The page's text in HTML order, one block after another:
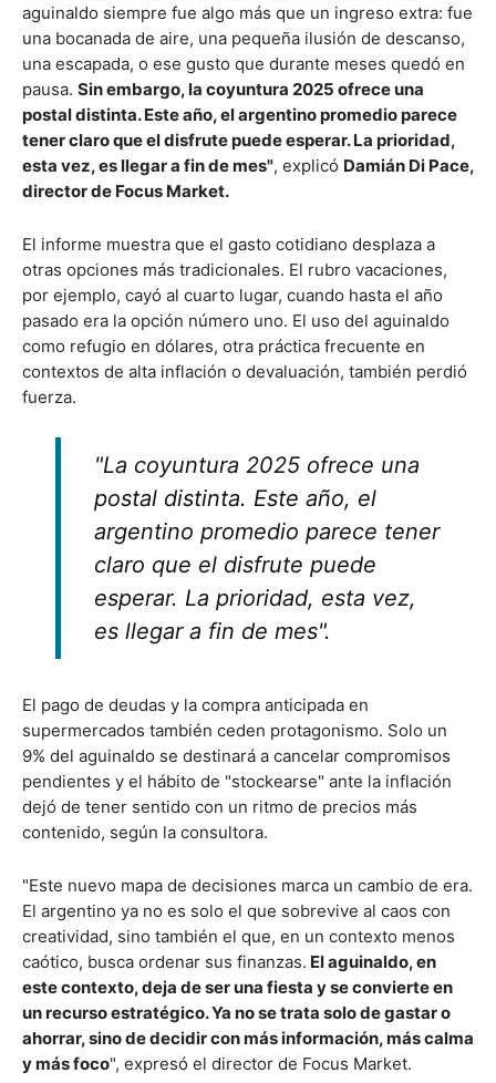
aguinaldo siempre fue algo más que un ingreso extra: fue
una bocanada de aire, una pequeña ilusión de descanso,
una escapada, o ese gusto que durante meses quedó en
pausa. Sin embargo, la coyuntura 2025 ofrece una
postal distinta. Este año, el argentino promedio parece
tener claro que el disfrute puede esperar. La prioridad,
esta vez, es llegar a fin de mes", explicó Damián Di Pace,
director de Focus Market.
El informe muestra que el gasto cotidiano desplaza a
otras opciones más tradicionales. El rubro vacaciones,
por ejemplo, cayó al cuarto lugar, cuando hasta el año
pasado era la opción número uno. El uso del aguinaldo
como refugio en dólares, otra práctica frecuente en
contextos de alta inflación o devaluación, también perdió
fuerza.
"La coyuntura 2025 ofrece una
postal distinta. Este año, el
argentino promedio parece tener
claro que el disfrute puede
esperar. La prioridad, esta vez,
es llegar a fin de mes".
El pago de deudas y la compra anticipada en
supermercados también ceden protagonismo. Solo un
9% del aguinaldo se destinará a cancelar compromisos
pendientes y el hábito de "stockearse" ante la inflación
dejó de tener sentido con un ritmo de precios más
contenido, según la consultora.
"Este nuevo mapa de decisiones marca un cambio de era.
El argentino ya no es solo el que sobrevive al caos con
creatividad, sino también el que, en un contexto menos
caótico, busca ordenar sus finanzas. El aguinaldo, en
este contexto, deja de ser una fiesta y se convierte en
un recurso estratégico. Ya no se trata solo de gastar o
ahorrar, sino de decidir con más información, más calma
y más foco", expresó el director de Focus Market.